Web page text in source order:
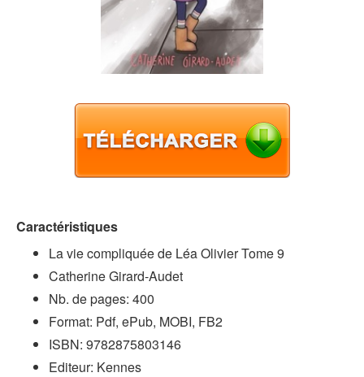
Caractéristiques
La vie compliquée de Léa Olivier Tome 9
Catherine Girard-Audet
Nb. de pages: 400
Format: Pdf, ePub, MOBI, FB2
ISBN: 9782875803146
Editeur: Kennes